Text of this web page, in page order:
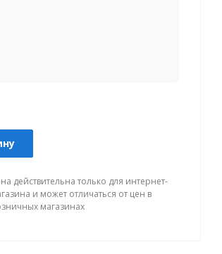
действительна только для интернет-
и может отличаться от цен в
магазинах